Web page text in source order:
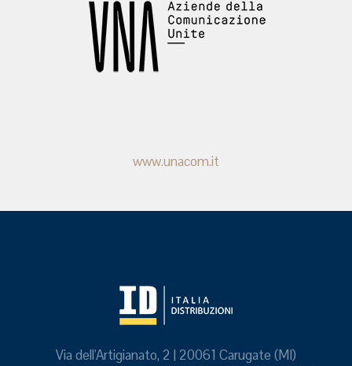
www.unacom.it
Via dell'Artigianato, 2 | 20061 Carugate (MI)